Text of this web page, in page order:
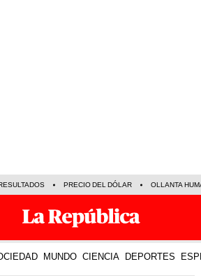
PRECIO DEL DÓLAR OLLANTA
MUNDO CIENCIA DEPORTES